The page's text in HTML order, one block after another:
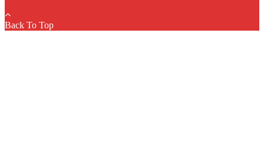
Back To Top